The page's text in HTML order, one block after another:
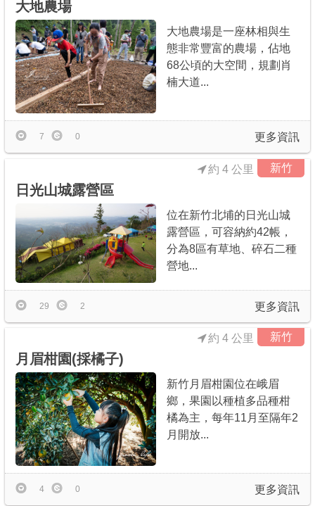
大地農場
大地農場是一座林相與生
態非常豐富的農場，佔地
68公頃的大空間，規劃肖
楠大道...
更多資訊
7 0
新竹
日光山城露營區
約 4 公里
位在新竹北埔的日光山城
露營區，可容納約42帳，
分為8區有草地、碎石二種
營地...
更多資訊
29 2
新竹
月眉柑園(採橘子)
約 4 公里
新竹月眉柑園位在峨眉
鄉，果園以種植多品種柑
橘為主，每年11月至隔年2
月開放...
更多資訊
4 0